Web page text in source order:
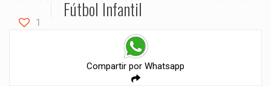
1
Fútbol Infantil
Compartir por Whatsapp